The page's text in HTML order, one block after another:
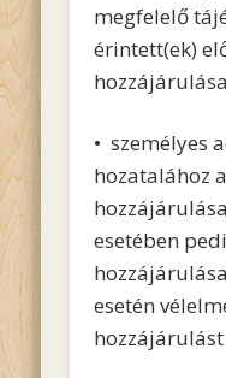
megfelelő
érintett(ek)
• személyes
hozatalához
esetében
esetén